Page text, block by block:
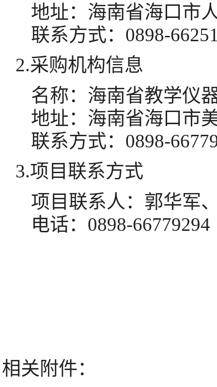
地址： 海南省海口市
联系方式： 0898-
2.采购机构信息
名称： 海南省教学仪
地址： 海南省海口市
联系方式： 0898-
3.项目联系方式
项目联系人： 郭华军
电话： 0898-66779294
相关附件：